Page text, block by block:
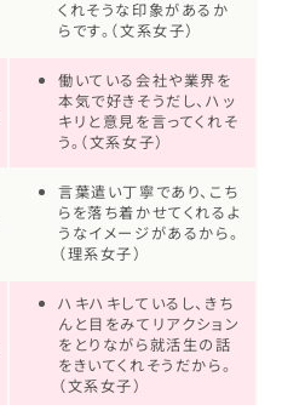
くれそうな印象があるか
らです。（文系女子）
働いている会社や業界を
本気で好きそうだし、ハッ
キリと意見を言ってくれそ
う。（文系女子）
言葉遣い丁寧であり、こち
らを落ち着かせてくれるよ
うなイメージがあるから。
（理系女子）
ハキハキしているし、きち
んと目をみてリアクション
をとりながら就活生の話
をきいてくれそうだから。
（文系女子）